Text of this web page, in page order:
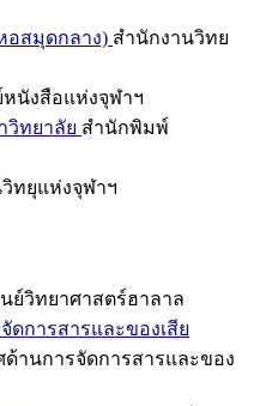
อสมุดกลาง) สำนักงานวิทย
นังสือแห่งจุฬาฯ
ทยาลัย สำนักพิมพ์
ทยุแห่งจุฬาฯ
ย์วิทยาศาสตร์ฮาลาล
ดการสารและของเสีย
ด้านการจัดการสารและของ